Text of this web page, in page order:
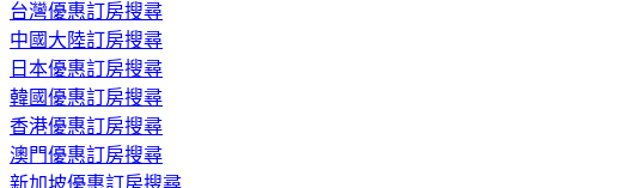
台灣優惠訂房搜尋
中國大陸訂房搜尋
日本優惠訂房搜尋
韓國優惠訂房搜尋
香港優惠訂房搜尋
澳門優惠訂房搜尋